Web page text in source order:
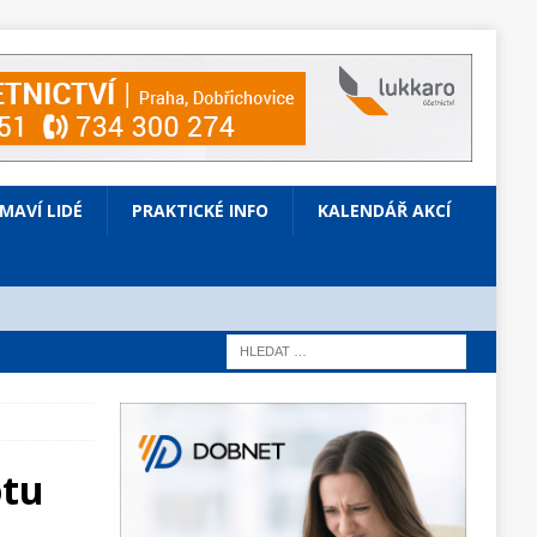
LIDÉ PRAKTICKÉ INFO KALENDÁŘ AKCÍ